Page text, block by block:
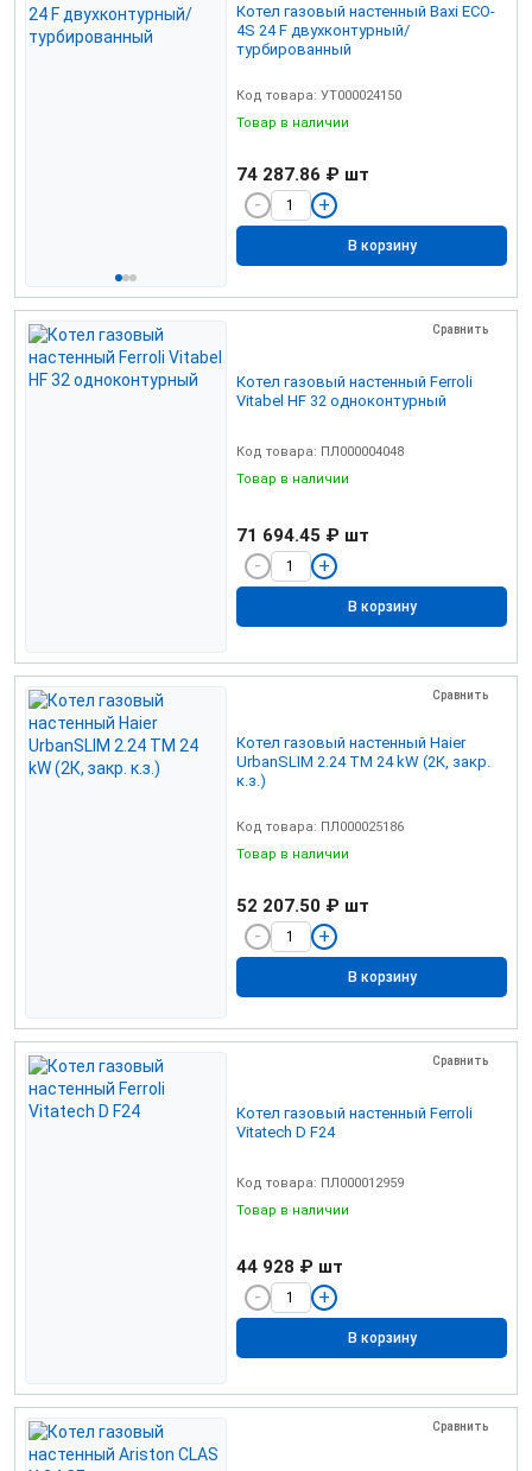
Котел газовый настенный Baxi ECO-
4S 24 F двухконтурный/
турбированный
Код товара: УТ000024150
Товар в наличии
74 287.86 ₽ шт
В корзину
Сравнить
Котел газовый настенный Ferroli
Vitabel НF 32 одноконтурный
Код товара: ПЛ000004048
Товар в наличии
71 694.45 ₽ шт
В корзину
Сравнить
Котел газовый настенный Haier
UrbanSLIM 2.24 TM 24 kW (2К, закр.
к.з.)
Код товара: ПЛ000025186
Товар в наличии
52 207.50 ₽ шт
В корзину
Сравнить
Котел газовый настенный Ferroli
Vitatech D F24
Код товара: ПЛ000012959
Товар в наличии
44 928 ₽ шт
В корзину
Сравнить